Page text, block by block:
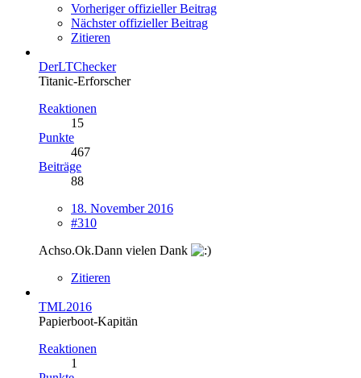
Vorheriger offizieller Beitrag
Nächster offizieller Beitrag
Zitieren
DerLTChecker
Titanic-Erforscher
Reaktionen
15
Punkte
467
Beiträge
88
18. November 2016
#310
Achso.Ok.Dann vielen Dank
Zitieren
TML2016
Papierboot-Kapitän
Reaktionen
1